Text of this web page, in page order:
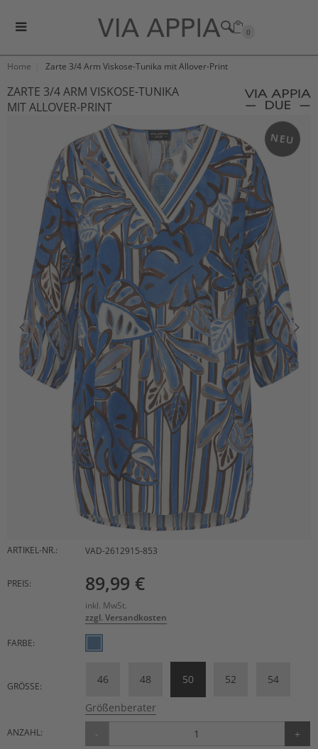
0
Home Zarte 3/4 Arm Viskose-Tunika mit Allover-Print
ZARTE 3/4 ARM VISKOSE-TUNIKA
MIT ALLOVER-PRINT
NEU
ARTIKEL-NR.: VAD-2612915-853
PREIS: 89,99 €
inkl. MwSt.
zzgl. Versandkosten
FARBE:
GRÖSSE:
46 48 50 52 54
Größenberater
ANZAHL: - +